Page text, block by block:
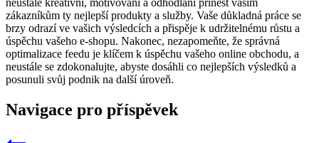
neustále kreativní, motivovaní a odhodlaní přinést vašim
zákazníkům ty nejlepší produkty a služby. Vaše důkladná práce se
brzy odrazí ve vašich výsledcích a přispěje k udržitelnému růstu a
úspěchu vašeho e-shopu. Nakonec, nezapomeňte, že správná
optimalizace feedu je klíčem k úspěchu vašeho online obchodu, a
neustále se zdokonalujte, abyste dosáhli co nejlepších výsledků a
posunuli svůj podnik na další úroveň.
Navigace pro příspěvek